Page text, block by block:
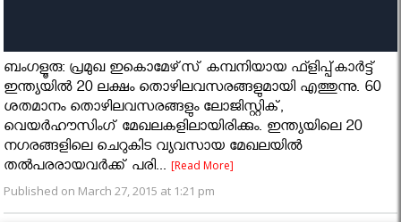
ബംഗളൂരു: പ്രമുഖ ഇകൊമേഴ്‌സ് കമ്പനിയായ ഫ്ളിപ്പ്കാര്‍ട്ട്
ഇന്ത്യയില്‍ 20 ലക്ഷം തൊഴിലവസരങ്ങളുമായി എത്തുന്നു. 60
ശതമാനം തൊഴിലവസരങ്ങളും ലോജിസ്റ്റിക്,
വെയര്‍ഹൗസിംഗ് മേഖലകളിലായിരിക്കും. ഇന്ത്യയിലെ 20
നഗരങ്ങളിലെ ചെറുകിട വ്യവസായ മേഖലയില്‍
തല്‍പരരായവര്‍ക്ക് പരി...[Read More]
Published on March 27, 2015 at 1:21 pm